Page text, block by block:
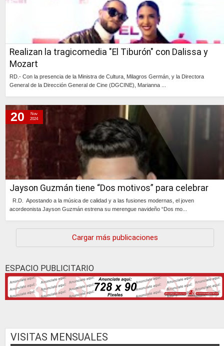
Realizan la tragicomedia "El Tiburón" con Dalissa y
Mozart
RD.- Con la presencia de la Ministra de Cultura, Milagros Germán, y la Directora
General de la Dirección General de Cine (DGCINE), Marianna ...
Jayson Guzmán tiene “Dos motivos” para celebrar
R.D. Apostando a la música de calidad y a las fusiones modernas, el joven
acordeonista Jayson Guzmán estrena su merengue navideño “Dos mo...
20
Nov
2024
Cargar más publicaciones
ESPACIO PUBLICITARIO
VISITAS MENSUALES